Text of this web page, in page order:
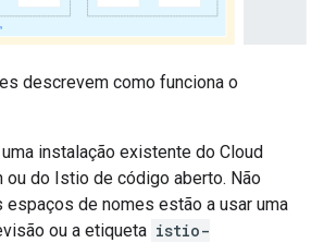
descrevem como funciona o
instalação existente do Cloud
ou do Istio de código aberto. Não
espaços de nomes estão a usar uma
ou a etiqueta istio-